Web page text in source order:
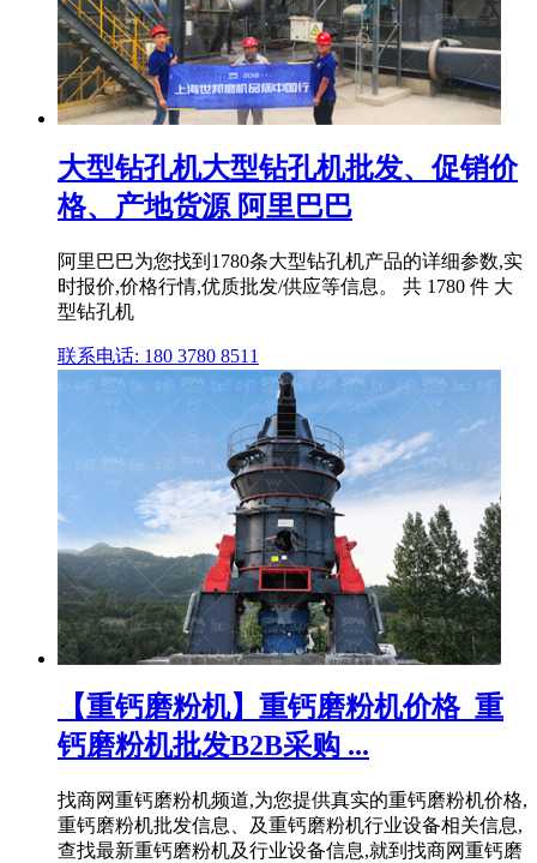
大型钻孔机大型钻孔机批发、促销价
格、产地货源 阿里巴巴
阿里巴巴为您找到1780条大型钻孔机产品的详细参数,实
时报价,价格行情,优质批发/供应等信息。 共 1780 件 大
型钻孔机
联系电话: 180 3780 8511
【重钙磨粉机】重钙磨粉机价格_重
钙磨粉机批发B2B采购 ...
找商网重钙磨粉机频道,为您提供真实的重钙磨粉机价格,
重钙磨粉机批发信息、及重钙磨粉机行业设备相关信息,
查找最新重钙磨粉机及行业设备信息,就到找商网重钙磨